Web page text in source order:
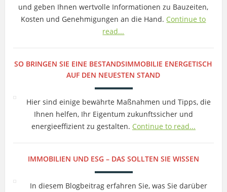
und geben Ihnen wertvolle Informationen zu Bauzeiten,
Kosten und Genehmigungen an die Hand. Continue to
read...
SO BRINGEN SIE EINE BESTANDSIMMOBILIE ENERGETISCH
AUF DEN NEUESTEN STAND
Hier sind einige bewährte Maßnahmen und Tipps, die
Ihnen helfen, Ihr Eigentum zukunftssicher und
energieeffizient zu gestalten. Continue to read...
IMMOBILIEN UND ESG – DAS SOLLTEN SIE WISSEN
In diesem Blogbeitrag erfahren Sie, was Sie darüber